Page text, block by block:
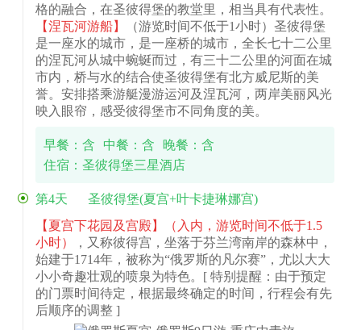
格的融合，在圣彼得堡的教堂里，相当具有代表性。
【涅瓦河游船】
（游览时间不低于1小时）圣彼得堡
是一座水的城市，是一座桥的城市，全长七十二公里
的涅瓦河从城中蜿蜒而过，有三十二公里的河面在城
市内，桥与水的结合使圣彼得堡有北方威尼斯的美
誉。安排搭乘游艇漫游运河及涅瓦河，两岸美丽风光
映入眼帘，感受彼得堡市不同角度的美。
早餐：含 中餐：含
晚餐：含
住宿：圣彼得堡三星酒店
第4天
圣彼得堡(夏宫+叶卡捷琳娜宫)
【夏宫下花园及宫殿】（入内，游览时间不低于1.5
小时）
，又称彼得宫，坐落于芬兰湾南岸的森林中，
始建于1714年，被称为“俄罗斯的凡尔赛”，尤以大大
小小奇趣壮观的喷泉为特色。[ 特别提醒：由于预定
的门票时间待定，根据最终确定的时间，行程会有先
后顺序的调整 ]